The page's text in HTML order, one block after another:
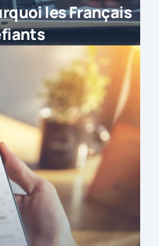
les Français